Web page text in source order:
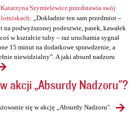
Szymielewicz przedstawia swój
lotniskach: „Dokładnie ten sam przedmiot –
na podwyższonej podeszwie, pasek, kawałek
w kształcie tuby – raz uruchamia sygnał
15 minut na dodatkowe sprawdzenie, a
niewidzialny”. A jaki absurd nadzoru
akcji „Absurdy Nadzoru"?
się w akcję „Absurdy Nadzoru".